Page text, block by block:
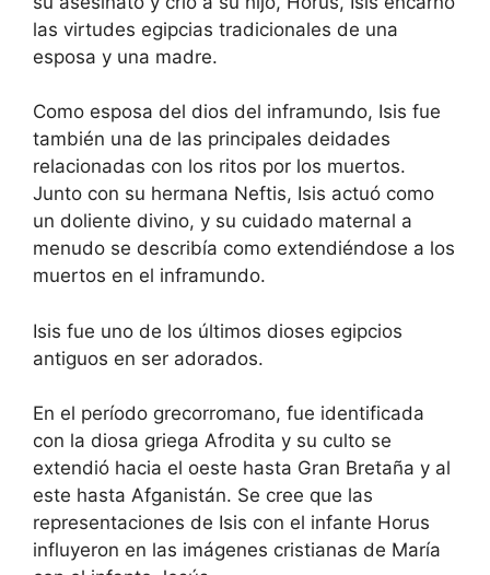
las virtudes egipcias tradicionales de una
esposa y una madre.
Como esposa del dios del inframundo, Isis fue
también una de las principales deidades
relacionadas con los ritos por los muertos.
Junto con su hermana Neftis, Isis actuó como
un doliente divino, y su cuidado maternal a
menudo se describía como extendiéndose a los
muertos en el inframundo.
Isis fue uno de los últimos dioses egipcios
antiguos en ser adorados.
En el período grecorromano, fue identificada
con la diosa griega Afrodita y su culto se
extendió hacia el oeste hasta Gran Bretaña y al
este hasta Afganistán. Se cree que las
representaciones de Isis con el infante Horus
influyeron en las imágenes cristianas de María